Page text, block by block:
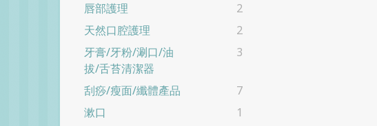
唇部護理
2
天然口腔護理
2
牙膏/牙粉/涮口/油
拔/舌苔清潔器
3
刮痧/瘦面/纖體產品
7
漱口
1